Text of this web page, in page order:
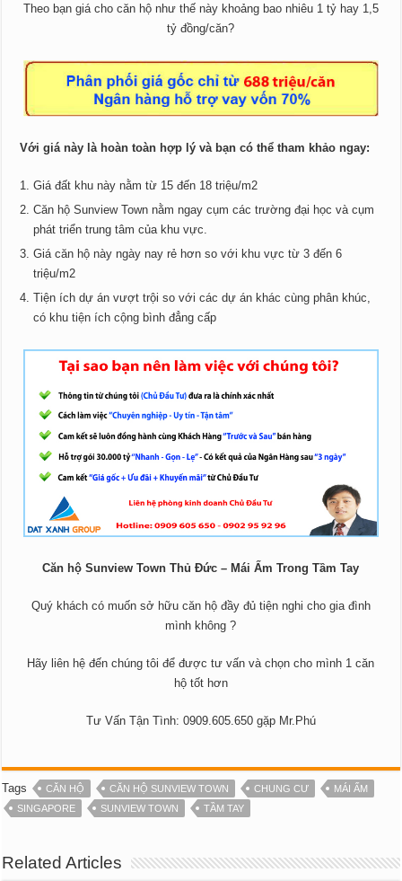
Theo bạn giá cho căn hộ như thế này khoảng bao nhiêu 1 tỷ hay 1,5
tỷ đồng/căn?
Với giá này là hoàn toàn hợp lý và bạn có thể tham khảo ngay:
Giá đất khu này nằm từ 15 đến 18 triệu/m2
Căn hộ Sunview Town nằm ngay cụm các trường đại học và cụm
phát triển trung tâm của khu vực.
Giá căn hộ này ngày nay rẻ hơn so với khu vực từ 3 đến 6
triệu/m2
Tiện ích dự án vượt trội so với các dự án khác cùng phân khúc,
có khu tiện ích cộng bình đẳng cấp
Căn hộ Sunview Town Thủ Đức – Mái Ấm Trong Tầm Tay
Quý khách có muốn sở hữu căn hộ đầy đủ tiện nghi cho gia đình
mình không ?
Hãy liên hệ đến chúng tôi để được tư vấn và chọn cho mình 1 căn
hộ tốt hơn
Tư Vấn Tận Tình: 0909.605.650 gặp Mr.Phú
Tags CĂN HỘ CĂN HỘ SUNVIEW TOWN CHUNG CƯ
MÁI ẤM
SINGAPORE
SUNVIEW TOWN TẦM TAY
Related Articles